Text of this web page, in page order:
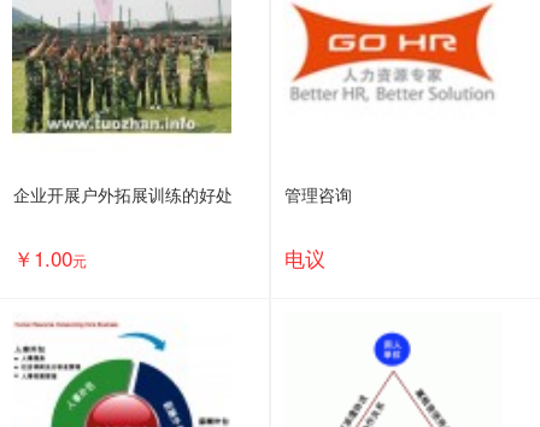
企业开展户外拓展训练的好处
￥1.00元
管理咨询
电议